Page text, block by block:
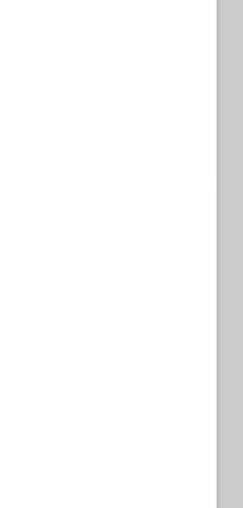
ridistribuzione
dell'assedio a cui è
continua a
di una via originale
dall'India
Venezuela si sta
passi da gigante”,
Maduro+. “Il
di donne capaci
mondo intero”, ha